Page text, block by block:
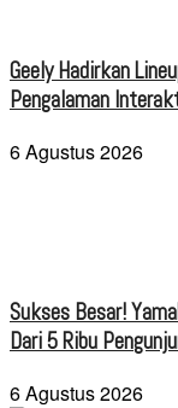
Geely Hadirkan
Pengalaman
6 Agustus 2026
Sukses Besar!
Dari 5 Ribu
6 Agustus 2026